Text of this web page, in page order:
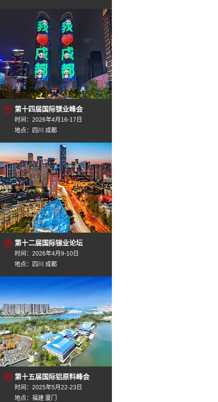
第十四届国际镁业峰会
时间：2026年4月16-17日
地点：四川 成都
第十二届国际锑业论坛
时间：2026年4月9-10日
地点：四川 成都
第十五届国际铝原料峰会
时间：2025年5月22-23日
地点：福建 厦门